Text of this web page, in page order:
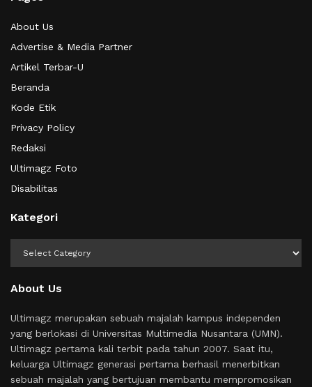
About Us
Advertise & Media Partner
Artikel Terbar-U
Beranda
Kode Etik
Privacy Policy
Redaksi
Ultimagz Foto
Disabilitas
Kategori
About Us
Ultimagz merupakan sebuah majalah kampus independen
yang berlokasi di Universitas Multimedia Nusantara (UMN).
Ultimagz pertama kali terbit pada tahun 2007. Saat itu,
keluarga Ultimagz generasi pertama berhasil menerbitkan
sebuah majalah yang bertujuan membantu mempromosikan